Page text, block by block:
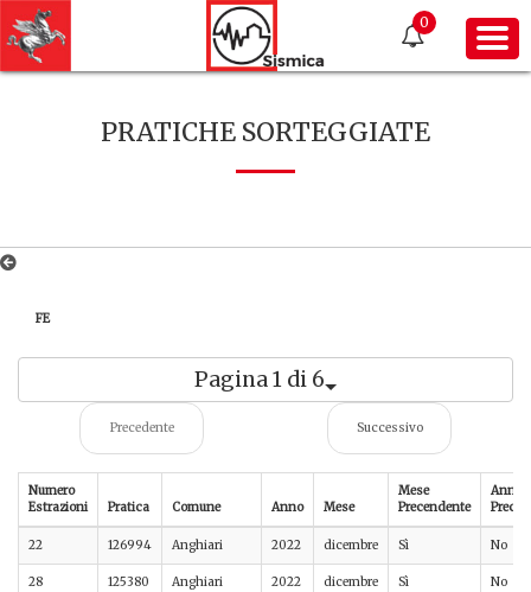
0
PRATICHE SORTEGGIATE
FE
Pagina 1 di 6
Precedente Successivo
Numero
Estrazioni
Pratica Comune Anno Mese
Mese
Precendente
Anno
22 126994 Anghiari 2022 dicembre Sì No
28 125380 Anghiari 2022 dicembre Sì No